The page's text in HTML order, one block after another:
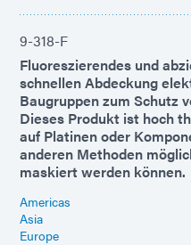
9-318-F
Fluoreszierendes und
schnellen Abdeckung
Baugruppen zum Schutz
Dieses Produkt ist hoch
auf Platinen oder
anderen Methoden
maskiert werden können.
Americas
Asia
Europe